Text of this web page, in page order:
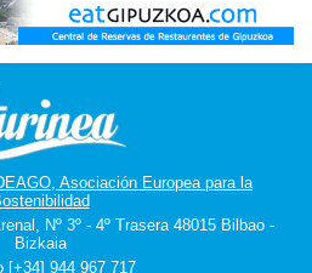
Asociación Europea para la
Nº 3º - 4º Trasera 48015 Bilbao -
Bizkaia
[+34] 944 967 717